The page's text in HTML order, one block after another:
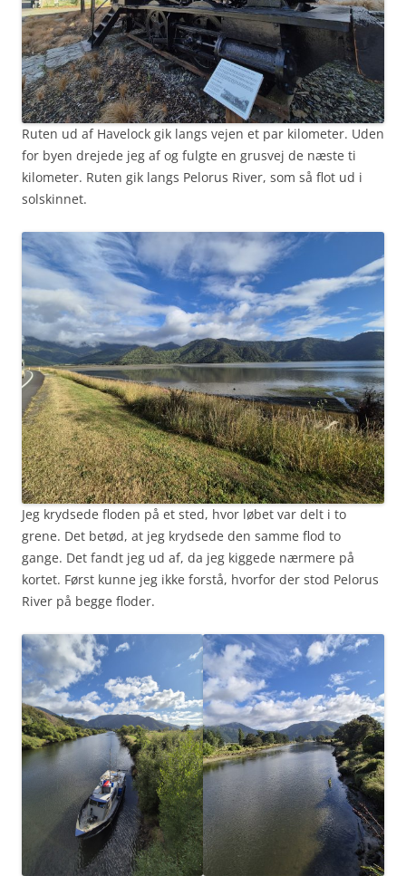
Ruten ud af Havelock gik langs vejen et par kilometer. Uden
for byen drejede jeg af og fulgte en grusvej de næste ti
kilometer. Ruten gik langs Pelorus River, som så flot ud i
solskinnet.
Jeg krydsede floden på et sted, hvor løbet var delt i to
grene. Det betød, at jeg krydsede den samme flod to
gange. Det fandt jeg ud af, da jeg kiggede nærmere på
kortet. Først kunne jeg ikke forstå, hvorfor der stod Pelorus
River på begge floder.